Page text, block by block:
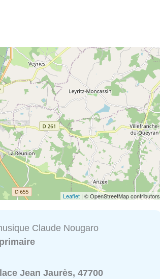
Leaflet | © OpenStreetMap contributors
Claude Nougaro
Jean Jaurès, 47700